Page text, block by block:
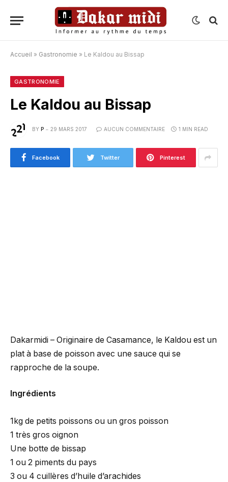
Accueil » Gastronomie » Le Kaldou au Bissap
GASTRONOMIE
Le Kaldou au Bissap
BY P 29 MARS 2017 AUCUN COMMENTAIRE 1 MIN READ
Facebook Twitter Pinterest
Dakarmidi – Originaire de Casamance, le Kaldou est un
plat à base de poisson avec une sauce qui se
rapproche de la soupe.
Ingrédients
1kg de petits poissons ou un gros poisson
1 très gros oignon
Une botte de bissap
1 ou 2 piments du pays
3 ou 4 cuillères d’huile d’arachides